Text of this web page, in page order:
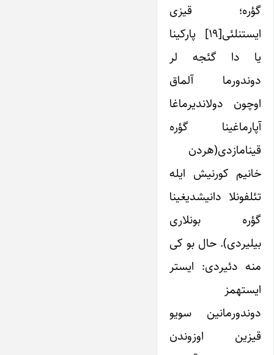
گؤره؛ قیزی
ایستنلئی[۱۹] پارکینا
یا دا گئجه لر
دوندورما آلماق
اوچون دولاندیرماغا
آپارماغینا گؤره
قینامازدی(هردن
خانیم کورنیش ایله
تئلفونلا دانیشدیغینا
گؤره بونلاری
بیلیردی). حال بو کی
منه دئیردی: ایستر
ایسته­مز
دوندورمانین سویو
قیزین اوزوندن